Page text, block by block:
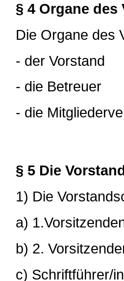
§ 4 Organe des
Die Organe des
- der Vorstand
- die Betreuer
- die
§ 5 Die
1) Die
a)
b) 2.
c) Schriftführer/in